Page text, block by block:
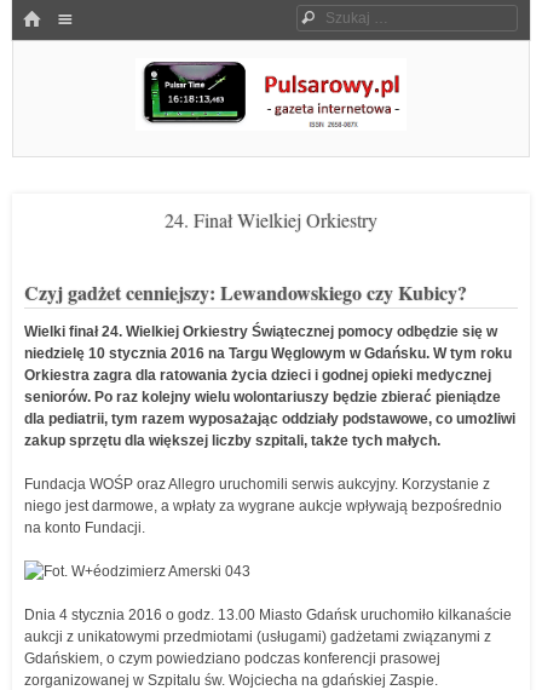
HOME Szukaj
Pulsarowy.pl
24. Finał Wielkiej Orkiestry
Czyj gadżet cenniejszy: Lewandowskiego czy Kubicy?
Wielki finał 24. Wielkiej Orkiestry Świątecznej pomocy odbędzie się w
niedzielę 10 stycznia 2016 na Targu Węglowym w Gdańsku. W tym roku
Orkiestra zagra dla ratowania życia dzieci i godnej opieki medycznej
seniorów. Po raz kolejny wielu wolontariuszy będzie zbierać pieniądze
dla pediatrii, tym razem wyposażając oddziały podstawowe, co umożliwi
zakup sprzętu dla większej liczby szpitali, także tych małych.
Fundacja WOŚP oraz Allegro uruchomili serwis aukcyjny. Korzystanie z
niego jest darmowe, a wpłaty za wygrane aukcje wpływają bezpośrednio
na konto Fundacji.
Dnia 4 stycznia 2016 o godz. 13.00 Miasto Gdańsk uruchomiło kilkanaście
aukcji z unikatowymi przedmiotami (usługami) gadżetami związanymi z
Gdańskiem, o czym powiedziano podczas konferencji prasowej
zorganizowanej w Szpitalu św. Wojciecha na gdańskiej Zaspie.